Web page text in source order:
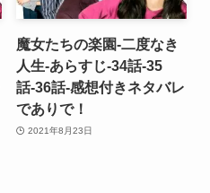
魔女たちの楽園-二度なき
人生-あらすじ-34話-35
話-36話-感想付きネタバレ
でありで！
2021年8月23日